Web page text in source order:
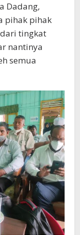
Dadang,
pihak pihak
tingkat
nantinya
semua